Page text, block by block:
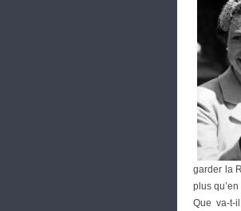
garder la
plus
Que va-t-